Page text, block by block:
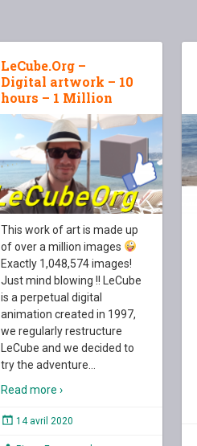
LeCube.Org –
Digital artwork – 10
hours – 1 Million
This work of art is made up
of over a million images
Exactly 1,048,574 images!
Just mind blowing !! LeCube
is a perpetual digital
animation created in 1997,
we regularly restructure
LeCube and we decided to
try the adventure
Read more ›
14 avril 2020